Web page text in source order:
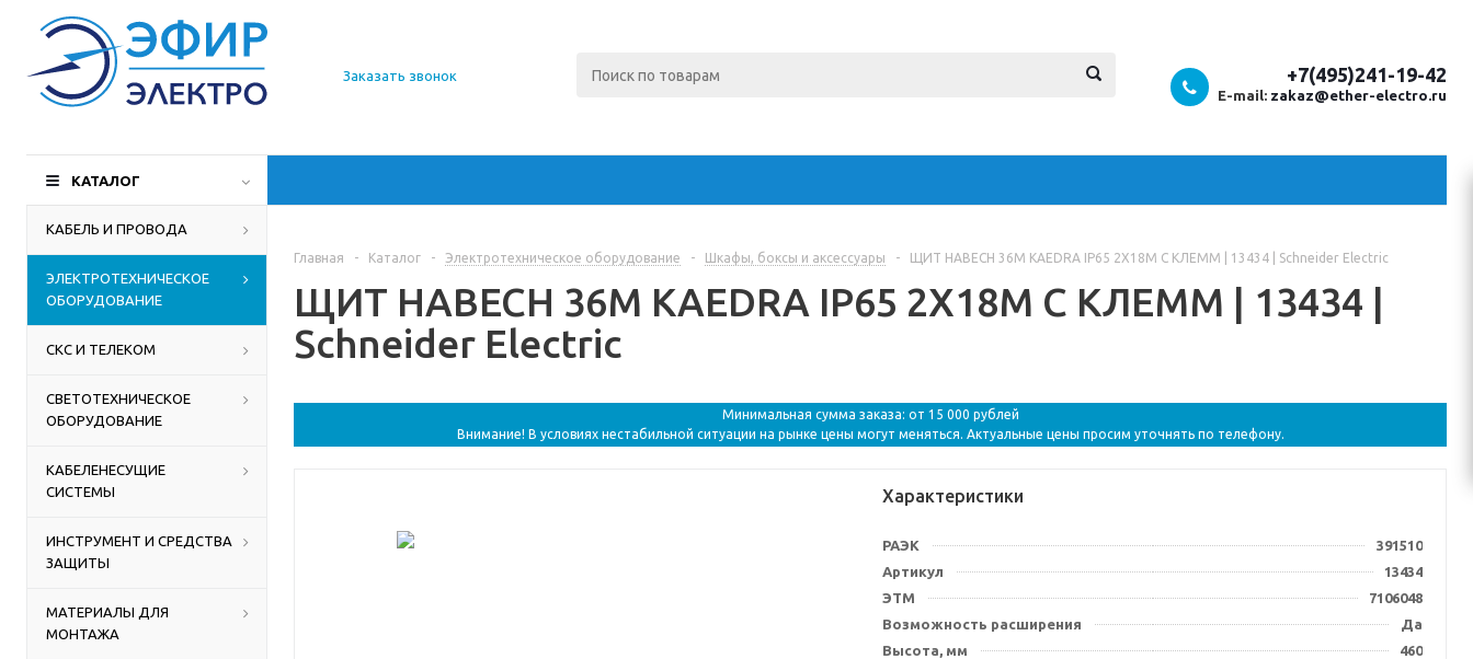
О компании
Доставка
Производители
Контакты
Заказать звонок +7(495)241-19-42
E-mail: zakaz@ether-electro.ru
КАТАЛОГ
КАБЕЛЬ И ПРОВОДА
ЭЛЕКТРОТЕХНИЧЕСКОЕ
ОБОРУДОВАНИЕ
СКС И ТЕЛЕКОМ
СВЕТОТЕХНИЧЕСКОЕ
ОБОРУДОВАНИЕ
КАБЕЛЕНЕСУЩИЕ
СИСТЕМЫ
ИНСТРУМЕНТ И СРЕДСТВА
ЗАЩИТЫ
МАТЕРИАЛЫ ДЛЯ
МОНТАЖА
Главная - Каталог - Электротехническое оборудование - Шкафы, боксы и аксессуары - ЩИТ НАВЕСН 36М KAEDRA IP65 2Х18М С КЛЕММ | 13434 | Schneider Electric
ЩИТ НАВЕСН 36М KAEDRA IP65 2Х18М С КЛЕММ | 13434 |
Schneider Electric
Минимальная сумма заказа: от 15 000 рублей
Внимание! В условиях нестабильной ситуации на рынке цены могут меняться. Актуальные цены просим уточнять по телефону.
Характеристики
РАЭК
391510
Артикул
13434
ЭТМ
7106048
Возможность расширения
Да
Высота, мм
460